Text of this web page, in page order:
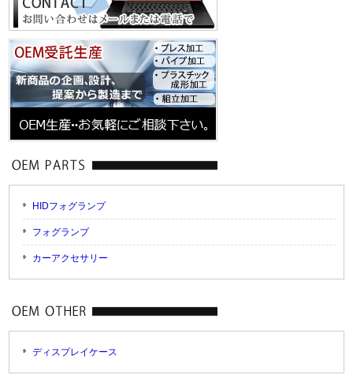
HIDフォグランプ
フォグランプ
カーアクセサリー
ディスプレイケース